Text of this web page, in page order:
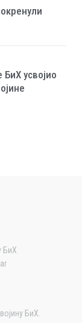
усвојио
БиХ
БиХ.